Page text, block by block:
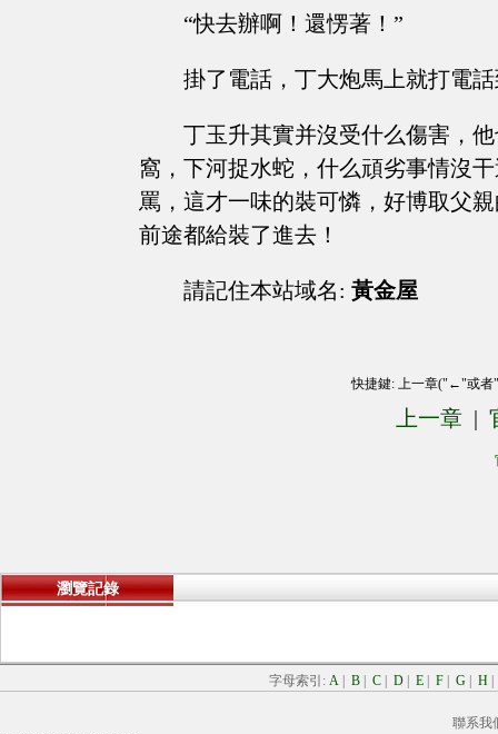
“快去辦啊！還愣著！”
掛了電話，丁大炮馬上就打電
丁玉升其實并沒受什么傷害，
窩，下河捉水蛇，什么頑劣事情沒
罵，這才一味的裝可憐，好博取父
前途都給裝了進去！
請記住本站域名: 黃金屋
快捷鍵: 上一章("←"或
上一章 |
瀏覽記錄
字母索引: A B C D E F G H
聯系我